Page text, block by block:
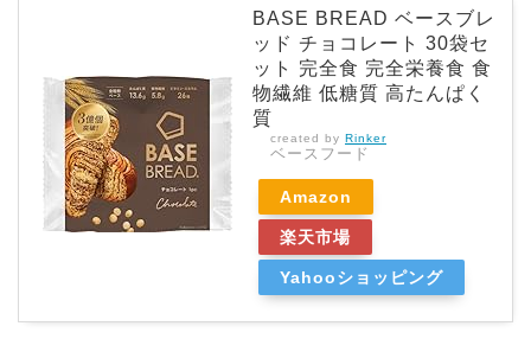
BASE BREAD ベースブレ
ッド チョコレート 30袋セ
ット 完全食 完全栄養食 食
物繊維 低糖質 高たんぱく
質
created by Rinker
ベースフード
Amazon
楽天市場
Yahooショッピング